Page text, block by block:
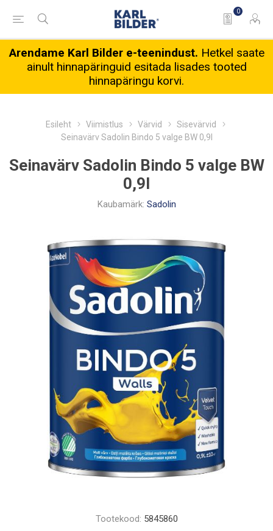
0
Arendame Karl Bilder e-teenindust. Hetkel saate
ainult hinnapäringuid esitada lisades tooted
hinnapäringu korvi.
Esileht Viimistlus Värvid
Sisevärvid
Seinavärv Sadolin Bindo 5 valge BW 0,9l
Seinavärv Sadolin Bindo 5 valge BW
0,9l
Kaubamärk: Sadolin
Tootekood: 5845860